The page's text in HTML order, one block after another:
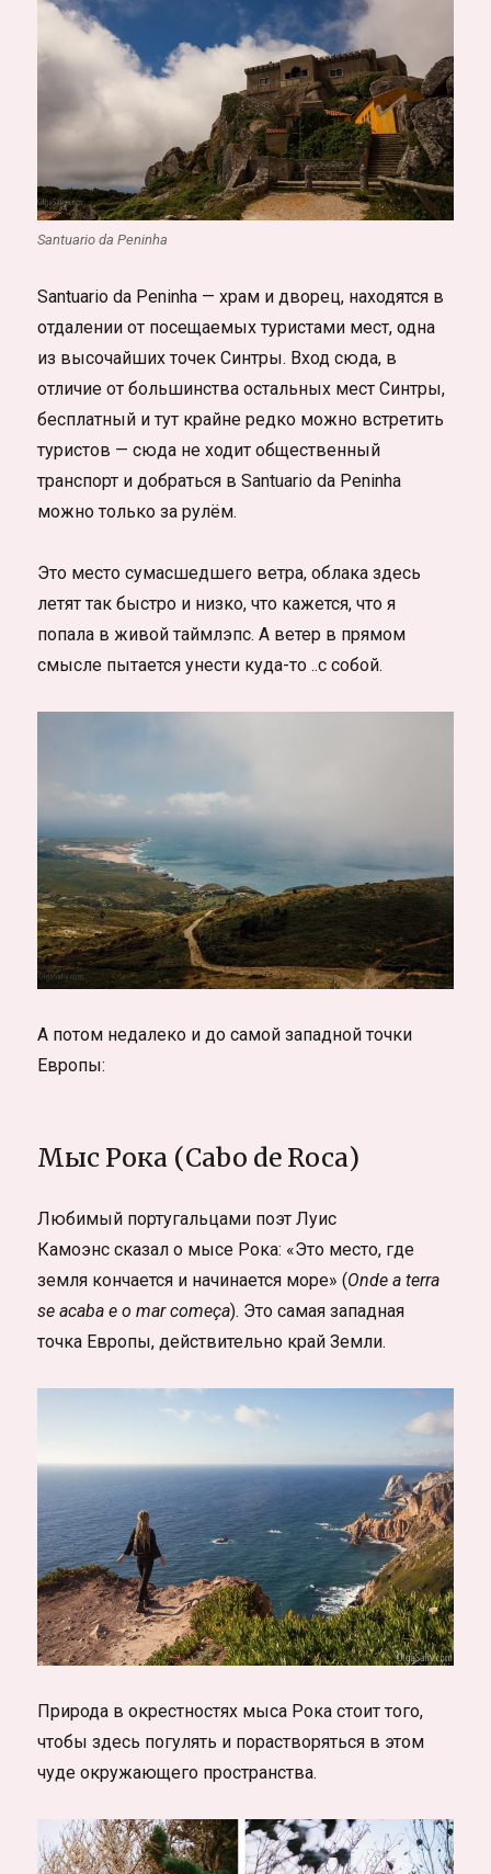
Santuario da Peninha
Santuario da Peninha — храм и дворец, находятся в
отдалении от посещаемых туристами мест, одна
из высочайших точек Синтры. Вход сюда, в
отличие от большинства остальных мест Синтры,
бесплатный и тут крайне редко можно встретить
туристов — сюда не ходит общественный
транспорт и добраться в Santuario da Peninha
можно только за рулём.
Это место сумасшедшего ветра, облака здесь
летят так быстро и низко, что кажется, что я
попала в живой таймлэпс. А ветер в прямом
смысле пытается унести куда-то ..с собой.
А потом недалеко и до самой западной точки
Европы:
Мыс Рока (Cabo de Roca)
Любимый португальцами поэт Луис
Камоэнс сказал о мысе Рока: «Это место, где
земля кончается и начинается море» (Onde a terra
se acaba e o mar começa). Это самая западная
точка Европы, действительно край Земли.
Природа в окрестностях мыса Рока стоит того,
чтобы здесь погулять и порастворяться в этом
чуде окружающего пространства.